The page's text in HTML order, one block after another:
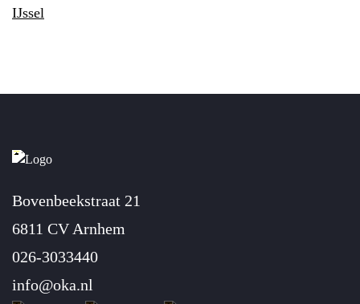
IJssel
Bovenbeekstraat 21
6811 CV Arnhem
026-3033440
info@oka.nl